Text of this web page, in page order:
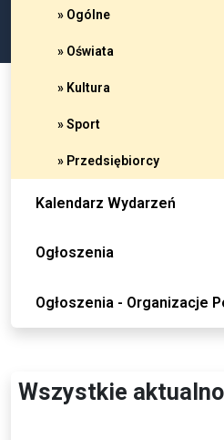
» Ogólne
» Oświata
» Kultura
» Sport
» Przedsiębiorcy
Kalendarz Wydarzeń
Ogłoszenia
Ogłoszenia - Organizacje
Wszystkie